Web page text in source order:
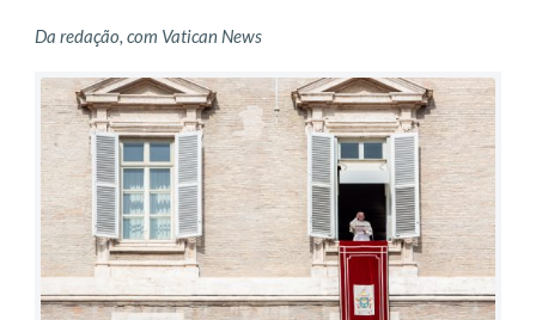
Da redação, com Vatican News